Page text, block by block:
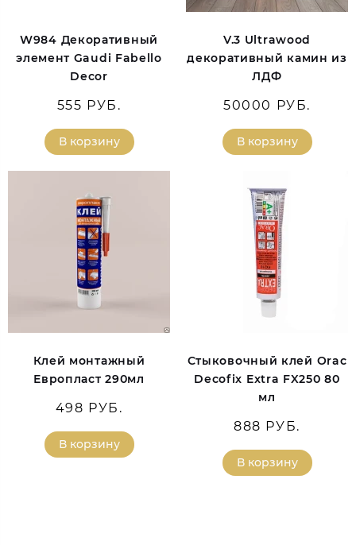
W984 Декоративный
элемент Gaudi Fabello
Decor
555 РУБ.
В корзину
V.3 Ultrawood
декоративный камин из
ЛДФ
50000 РУБ.
В корзину
Клей монтажный
Европласт 290мл
498 РУБ.
В корзину
Стыковочный клей Orac
Decofix Extra FX250 80
мл
888 РУБ.
В корзину